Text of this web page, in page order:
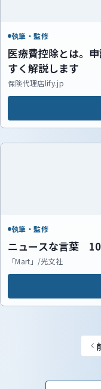
執筆・監修
医療費控除とは。
すく解説します
保険代理店lify.jp
執筆・監修
ニュースな言葉
「Mart」/光文社